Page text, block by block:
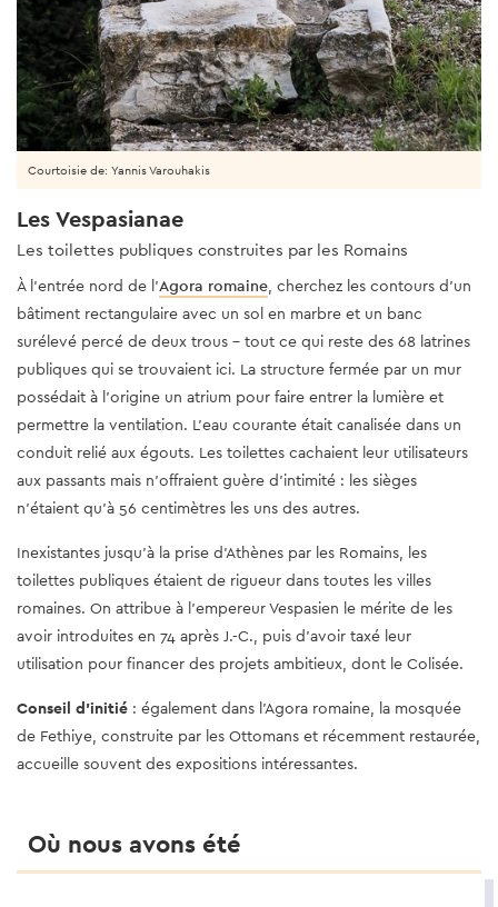
Courtoisie de: Yannis Varouhakis
Les Vespasianae
Les toilettes publiques construites par les Romains
À l'entrée nord de l'Agora romaine, cherchez les contours d'un
bâtiment rectangulaire avec un sol en marbre et un banc
surélevé percé de deux trous - tout ce qui reste des 68 latrines
publiques qui se trouvaient ici. La structure fermée par un mur
possédait à l'origine un atrium pour faire entrer la lumière et
permettre la ventilation. L'eau courante était canalisée dans un
conduit relié aux égouts. Les toilettes cachaient leur utilisateurs
aux passants mais n'offraient guère d'intimité : les sièges
n'étaient qu'à 56 centimètres les uns des autres.
Inexistantes jusqu'à la prise d'Athènes par les Romains, les
toilettes publiques étaient de rigueur dans toutes les villes
romaines. On attribue à l'empereur Vespasien le mérite de les
avoir introduites en 74 après J.-C., puis d'avoir taxé leur
utilisation pour financer des projets ambitieux, dont le Colisée.
Conseil d'initié : également dans l'Agora romaine, la mosquée
de Fethiye, construite par les Ottomans et récemment restaurée,
accueille souvent des expositions intéressantes.
Où nous avons été